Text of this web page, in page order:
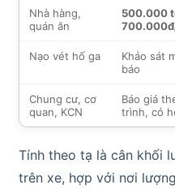
Nhà hàng,
quán ăn
500.000
Nạo vét hố ga
Khảo sát
báo
Chung cư, cơ
quan, KCN
Báo giá
trình, có
Tính theo tạ là cân khối
trên xe, hợp với nơi